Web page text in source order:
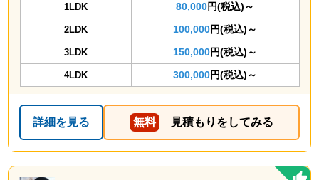
1LDK 80,000円(税込)～
2LDK 100,000円(税込)～
3LDK 150,000円(税込)～
4LDK 300,000円(税込)～
詳細を見る 無料 見積もりをしてみる